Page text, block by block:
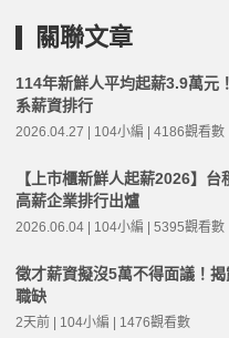
關聯文章
114年新鮮人平均起薪3.9萬元
系薪資排行
2026.04.27 | 104小編 | 4186觀看數
【上市櫃新鮮人起薪2026】台
高薪企業排行出爐
2026.06.04 | 104小編 | 5395觀看數
徵才薪資擬沒5萬不得面議！
職缺
2天前 | 104小編 | 1476觀看數